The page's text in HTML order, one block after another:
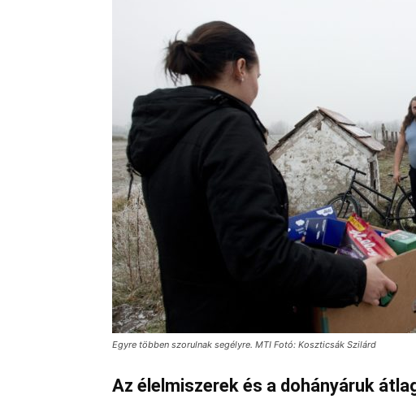
Egyre többen szorulnak segélyre. MTI Fotó: Koszticsák Szilárd
Az élelmiszerek és a dohányáruk